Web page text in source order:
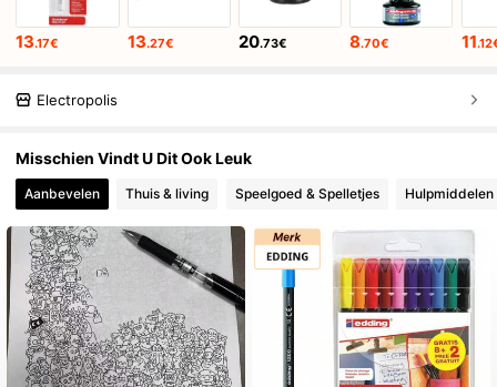
13.17€ 13.27€ 20.73€ 8.70€ 11
Electropolis
Misschien Vindt U Dit Ook Leuk
Aanbevelen Thuis & living Speelgoed & Spelletjes